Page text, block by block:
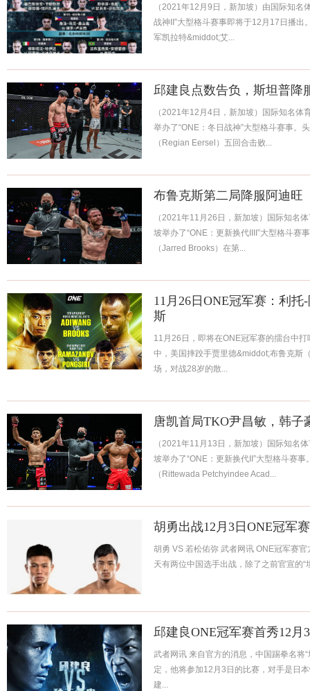
（2021年12月9日，新加坡）由国际知名
战神II”大型格斗赛事即将于12月17日播出
军凯拉特&middot;艾...
邱建良点数告负，斯坦普降
（2021年12月4日，新加坡）国际知名
举办了“ONE：冬日战神”大型格斗赛事。
（Regian Eersel）五回合击败...
布鲁克斯第二局降服阿迪旺
（2021年11月26日，新加坡）国际知名
坡举办了“ONE：更新换代IIII”大型格斗赛
（Jarred Brooks）在第...
11月26日ONE冠军赛：利
斯
11月26日，即将在ONE冠军赛的擂台中打
中，美国摔跤手贾里德&middot;布鲁克斯
场，对战28岁的散...
唐凯首局TKO尹昌敏，韩子
（2021年11月13日，新加坡）国际知名
坡举办了“ONE：更新换代II”大型格斗赛
（Rittewada Petchyindee Acad...
胡勇出战12月3日ONE冠军
胡勇 VS 若松佑弥 武者网讯 ONE冠军赛
天有两位中国选手出战，除了之前官宣的“
邱建良ONE冠军赛首秀12月
武者网讯 来自官方的消息，中国踢拳名将
定，他将参加12月3日的比赛，对手是日
建...